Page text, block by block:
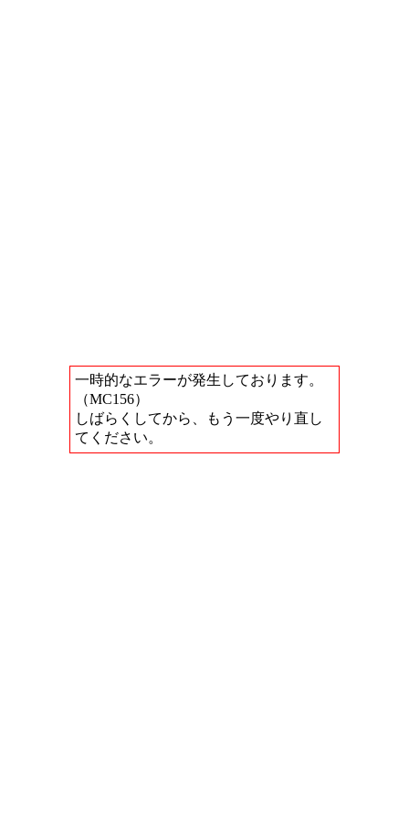
一時的なエラーが発生しております。
（MC156）
しばらくしてから、もう一度やり直し
てください。